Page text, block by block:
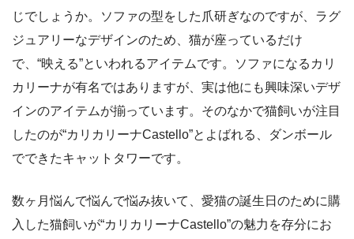
じでしょうか。ソファの型をした爪研ぎなのですが、ラグ
ジュアリーなデザインのため、猫が座っているだけ
で、“映える”といわれるアイテムです。ソファになるカリ
カリーナが有名ではありますが、実は他にも興味深いデザ
インのアイテムが揃っています。そのなかで猫飼いが注目
したのが“カリカリーナCastello”とよばれる、ダンボール
でできたキャットタワーです。
数ヶ月悩んで悩んで悩み抜いて、愛猫の誕生日のために購
入した猫飼いが“カリカリーナCastello”の魅力を存分にお